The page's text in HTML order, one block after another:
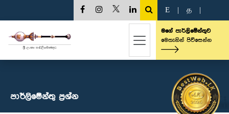
E த
මගේ පාර්ලිමේන්තුව
මෙතැනින් පිවිසෙන්න
පාර්ලි‌මේන්තු‌ ප්‍රශ්න